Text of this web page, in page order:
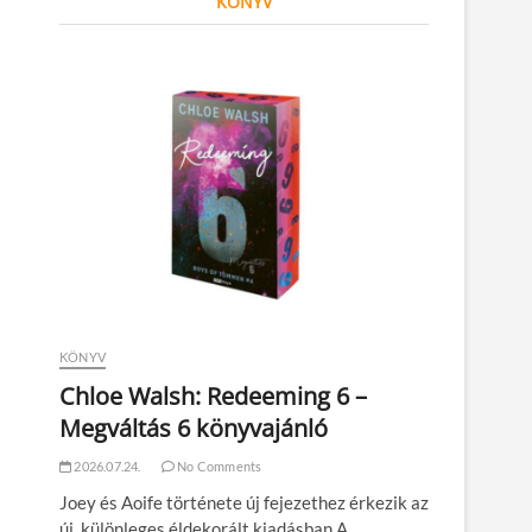
KÖNYV
Chloe Walsh: Redeeming 6 –
Megváltás 6 könyvajánló
2026.07.24. No Comments
Joey és Aoife története új fejezethez érkezik az